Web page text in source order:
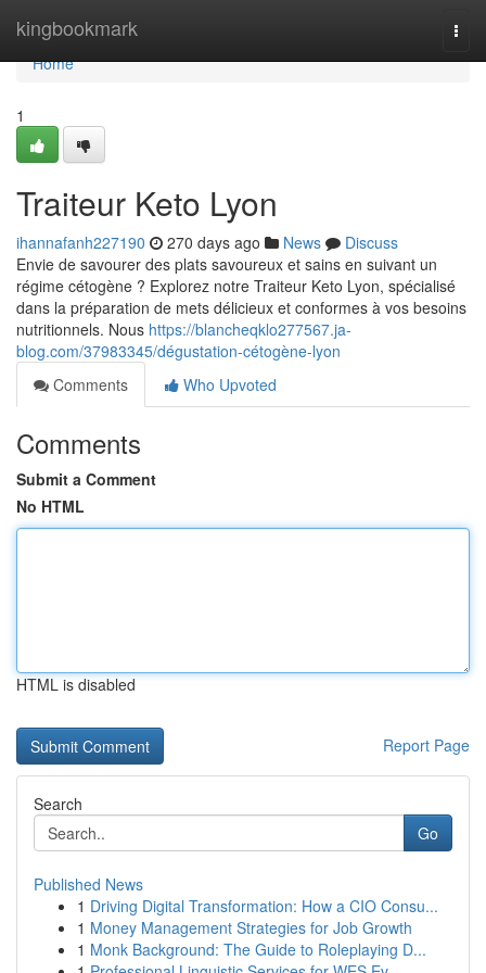
kingbookmark
Home
Home
1
Traiteur Keto Lyon
ihannafanh227190 270 days ago News
Discuss
Envie de savourer des plats savoureux et sains en suivant un
régime cétogène ? Explorez notre Traiteur Keto Lyon, spécialisé
dans la préparation de mets délicieux et conformes à vos besoins
nutritionnels. Nous https://blancheqklo277567.ja-
blog.com/37983345/dégustation-cétogène-lyon
Comments
Who Upvoted
Comments
Submit a Comment
No HTML
HTML is disabled
Report Page
Search
Go
Published News
1 Driving Digital Transformation: How a CIO Consu...
1 Money Management Strategies for Job Growth
1 Monk Background: The Guide to Roleplaying D...